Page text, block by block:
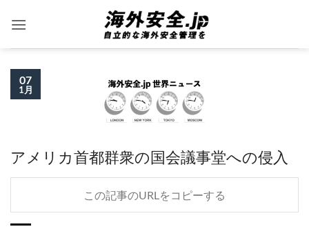
07
1月
アメリカ首都群衆の国会議事堂への侵入
この記事のURLをコピーする